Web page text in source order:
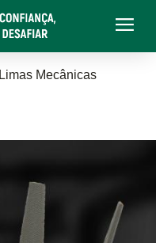
Main
Limas Mecânicas